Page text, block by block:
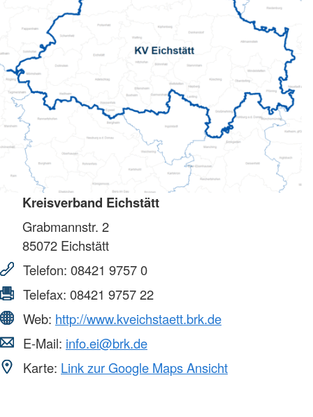
Kreisverband Eichstätt
Grabmannstr. 2
85072 Eichstätt
Telefon: 08421 9757 0
Telefax: 08421 9757 22
Web: http://www.kveichstaett.brk.de
E-Mail: info.ei@brk.de
Karte: Link zur Google Maps Ansicht